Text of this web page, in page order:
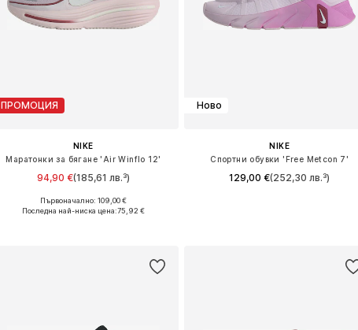
ПРОМОЦИЯ
NIKE
Маратонки за бягане 'Air Winflo 12'
94,90 €(185,61 лв.³)
Предлага се в много размери
Първоначално: 109,00 €
Последна най-ниска цена:75,92 €
Ново
NIKE
Спортни обувки 'Free Metcon 7'
129,00 €(252,30 лв.³)